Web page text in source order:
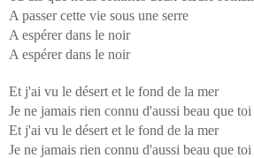
A passer cette vie sous une serre
A espérer dans le noir
A espérer dans le noir
Et j'ai vu le désert et le fond de la mer
Je ne jamais rien connu d'aussi beau que toi
Et j'ai vu le désert et le fond de la mer
Je ne jamais rien connu d'aussi beau que toi